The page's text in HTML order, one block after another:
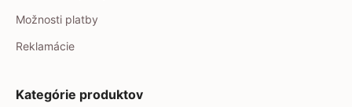
Možnosti platby
Reklamácie
Kategórie produktov